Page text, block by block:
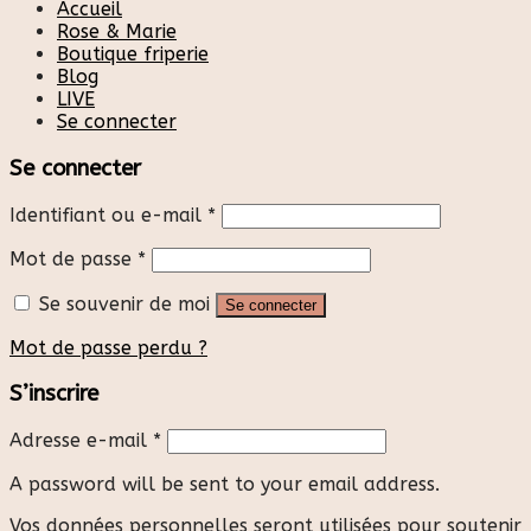
Accueil
Rose & Marie
Boutique friperie
Blog
LIVE
Se connecter
Se connecter
Identifiant ou e-mail *
Mot de passe *
Se souvenir de moi
Se connecter
Mot de passe perdu ?
S’inscrire
Adresse e-mail *
A password will be sent to your email address.
Vos données personnelles seront utilisées pour soutenir